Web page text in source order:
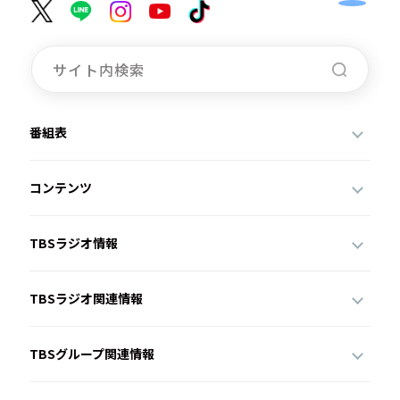
番組表
コンテンツ
TBSラジオ情報
TBSラジオ関連情報
TBSグループ関連情報